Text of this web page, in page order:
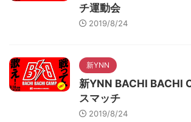
チ運動会
2019/8/24
新YNN
新YNN BACHI
スマッチ
2019/8/24